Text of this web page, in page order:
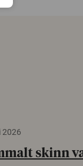
2026
skinn